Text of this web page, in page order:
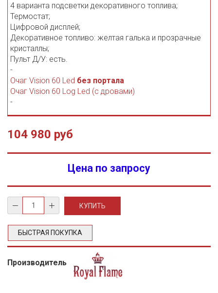
4 варианта подсветки декоративного топлива;
Термостат;
Цифровой дисплей;
Декоративное топливо: желтая галька и прозрачные
кристаллы;
Пульт Д/У: есть.
-
Очаг Vision 60 Led без портала
Очаг Vision 60 Log Led (с дровами)
-
104 980 руб
Цена по запросу
БЫСТРАЯ ПОКУПКА
Производитель